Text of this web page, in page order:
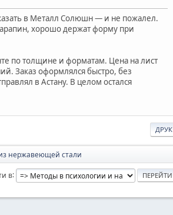
в Металл Солюшн — и не пожалел.
хорошо держат форму при
по толщине и форматам. Цена на лист
Заказ оформлялся быстро, без
в Астану. В целом остался
ДРУК
нержавеющей стали
в